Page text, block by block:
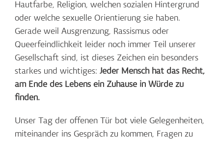
Hautfarbe, Religion, welchen sozialen Hintergrund
oder welche sexuelle Orientierung sie haben.
Gerade weil Ausgrenzung, Rassismus oder
Queerfeindlichkeit leider noch immer Teil unserer
Gesellschaft sind, ist dieses Zeichen ein besonders
starkes und wichtiges: Jeder Mensch hat das Recht,
am Ende des Lebens ein Zuhause in Würde zu
finden.
Unser Tag der offenen Tür bot viele Gelegenheiten,
miteinander ins Gespräch zu kommen, Fragen zu